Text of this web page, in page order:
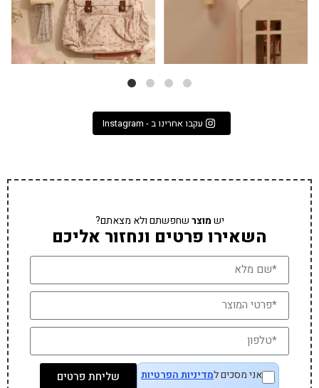
עקבו אחרינו ב - Instagram
ישמוצרשחפשתם ולא מצאתם?
השאירו פרטים ונחזור אליכם
אני מסכים למדיניות הפרטיות שליחת פרטים